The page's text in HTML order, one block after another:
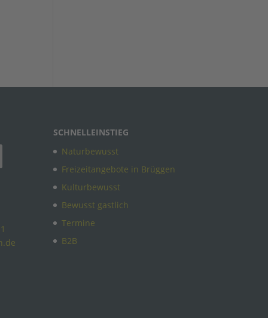
SCHNELLEINSTIEG
Naturbewusst
Freizeitangebote in Brüggen
Kulturbewusst
Bewusst gastlich
Termine
B2B